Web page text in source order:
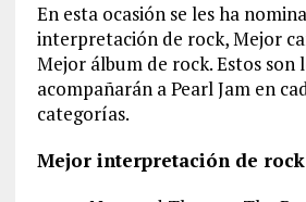
En esta ocasión se les ha
interpretación de rock, Mejor
Mejor álbum de rock. Estos son
acompañarán a Pearl Jam en
categorías.
Mejor interpretación de rock